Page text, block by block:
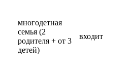
многодетная
семья (2
родителя + от 3
детей)
входит